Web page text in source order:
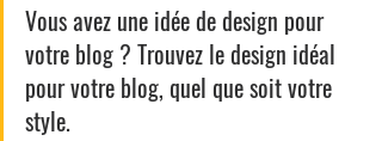
Vous avez une idée de design pour
votre blog ? Trouvez le design idéal
pour votre blog, quel que soit votre
style.